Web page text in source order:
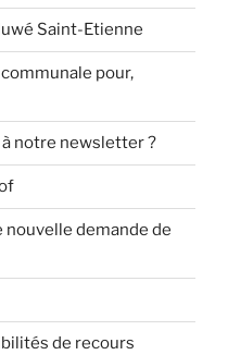
Saint-Etienne
pour,
notre newsletter ?
nouvelle demande de
de recours